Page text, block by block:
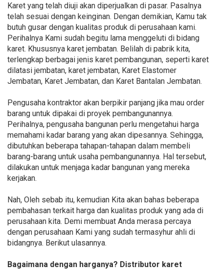
Karet yang telah diuji akan diperjualkan di pasar. Pasalnya
telah sesuai dengan keinginan. Dengan demikian, Kamu tak
butuh gusar dengan kualitas produk di perusahaan kami.
Perihalnya Kami sudah begitu lama menggeluti di bidang
karet. Khususnya karet jembatan. Belilah di pabrik kita,
terlengkap berbagai jenis karet pembangunan, seperti karet
dilatasi jembatan, karet jembatan, Karet Elastomer
Jembatan, Karet Jembatan, dan Karet Bantalan Jembatan.
Pengusaha kontraktor akan berpikir panjang jika mau order
barang untuk dipakai di proyek pembangunannya.
Perihalnya, pengusaha bangunan perlu mengetahui harga
memahami kadar barang yang akan dipesannya. Sehingga,
dibutuhkan beberapa tahapan-tahapan dalam membeli
barang-barang untuk usaha pembangunannya. Hal tersebut,
dilakukan untuk menjaga kadar bangunan yang mereka
kerjakan.
Nah, Oleh sebab itu, kemudian Kita akan bahas beberapa
pembahasan terkait harga dan kualitas produk yang ada di
perusahaan kita. Demi membuat Anda merasa percaya
dengan perusahaan Kami yang sudah termasyhur ahli di
bidangnya. Berikut ulasannya.
Bagaimana dengan harganya? Distributor karet